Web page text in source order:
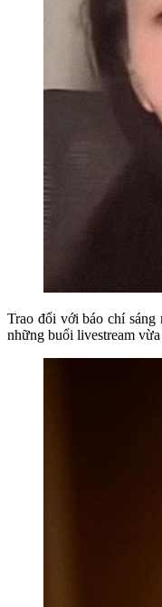
Trao đổi với báo chí
những buổi livestream vừa